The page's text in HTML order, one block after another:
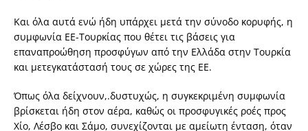
Και όλα αυτά ενώ ήδη υπάρχει μετά την σύνοδο κορυφής, η
συμφωνία ΕΕ-Τουρκίας που θέτει τις βάσεις για
επαναπροώθηση προσφύγων από την Ελλάδα στην Τουρκία
και μετεγκατάστασή τους σε χώρες της ΕΕ.
Όπως όλα δείχνουν,.δυστυχώς, η συγκεκριμένη συμφωνία
βρίσκεται ήδη στον αέρα, καθώς οι προσφυγικές ροές προς
Χίο, Λέσβο και Σάμο, συνεχίζονται με αμείωτη ένταση, όταν